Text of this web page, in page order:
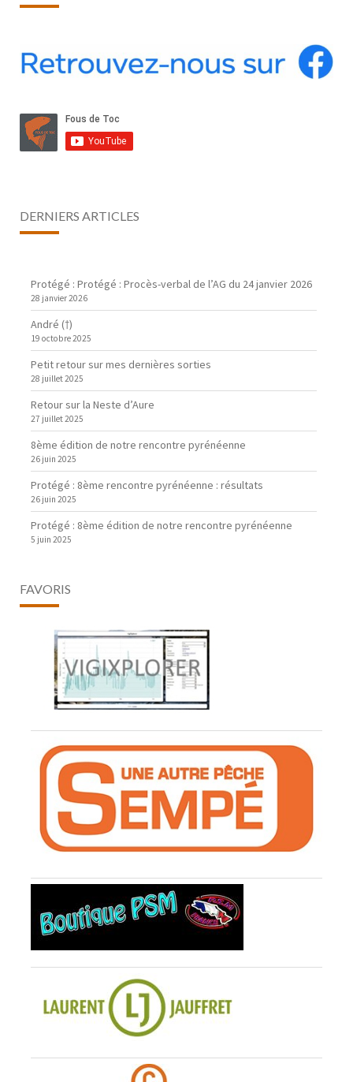
DERNIERS ARTICLES
Protégé : Protégé : Procès-verbal de l’AG du 24 janvier 2026
28 janvier 2026
André (†)
19 octobre 2025
Petit retour sur mes dernières sorties
28 juillet 2025
Retour sur la Neste d’Aure
27 juillet 2025
8ème édition de notre rencontre pyrénéenne
26 juin 2025
Protégé : 8ème rencontre pyrénéenne : résultats
26 juin 2025
Protégé : 8ème édition de notre rencontre pyrénéenne
5 juin 2025
FAVORIS